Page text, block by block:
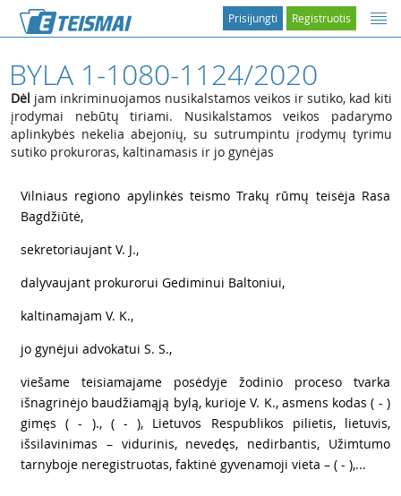
Registruotis
Prisijungti
BYLA 1-1080-1124/2020
Dėl jam inkriminuojamos nusikalstamos veikos ir sutiko, kad kiti
įrodymai nebūtų tiriami. Nusikalstamos veikos padarymo
aplinkybės nekelia abejonių, su sutrumpintu įrodymų tyrimu
sutiko prokuroras, kaltinamasis ir jo gynėjas
Vilniaus regiono apylinkės teismo Trakų rūmų teisėja Rasa
Bagdžiūtė,
sekretoriaujant V. J.,
dalyvaujant prokurorui Gediminui Baltoniui,
kaltinamajam V. K.,
jo gynėjui advokatui S. S.,
viešame teisiamajame posėdyje žodinio proceso tvarka
išnagrinėjo baudžiamąją bylą, kurioje V. K., asmens kodas ( - )
gimęs ( - )., ( - ), Lietuvos Respublikos pilietis, lietuvis,
išsilavinimas – vidurinis, nevedęs, nedirbantis, Užimtumo
tarnyboje neregistruotas, faktinė gyvenamoji vieta – ( - ),...